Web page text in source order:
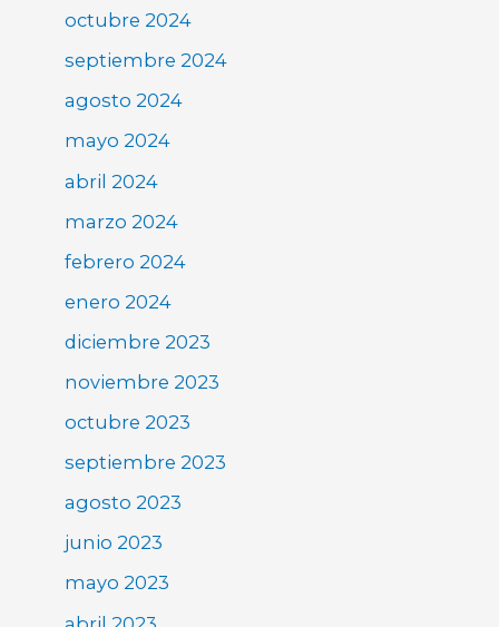
octubre 2024
septiembre 2024
agosto 2024
mayo 2024
abril 2024
marzo 2024
febrero 2024
enero 2024
diciembre 2023
noviembre 2023
octubre 2023
septiembre 2023
agosto 2023
junio 2023
mayo 2023